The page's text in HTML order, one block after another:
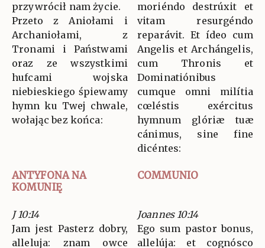
przywrócił nam życie.
Przeto z Aniołami i
Archaniołami, z
Tronami i Państwami
oraz ze wszystkimi
hufcami wojska
niebieskiego śpiewamy
hymn ku Twej chwale,
wołając bez końca:
moriéndo destrúxit et
vitam resurgéndo
reparávit. Et ídeo cum
Angelis et Archángelis,
cum Thronis et
Dominatiónibus
cumque omni milítia
cœléstis exércitus
hymnum glóriæ tuæ
cánimus, sine fine
dicéntes:
ANTYFONA NA
KOMUNIĘ
COMMUNIO
J 10:14
Jam jest Pasterz dobry,
alleluja: znam owce
Joannes 10:14
Ego sum pastor bonus,
allelúja: et cognósco